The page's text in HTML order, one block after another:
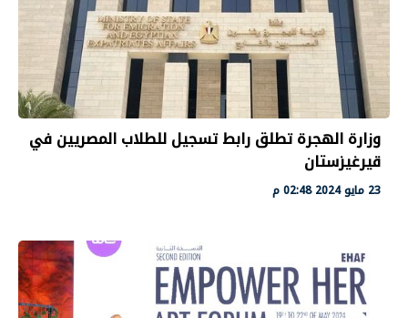
وزارة الهجرة تطلق رابط تسجيل للطلاب المصريين في
قيرغيزستان
23 مايو 2024 02:48 م